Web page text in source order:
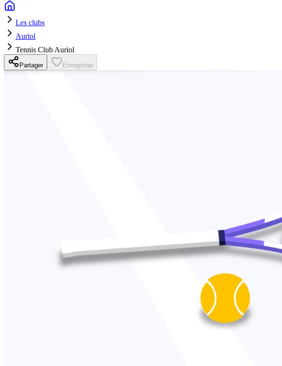
Les clubs
Auriol
Tennis Club Auriol
Partager Enregistrer